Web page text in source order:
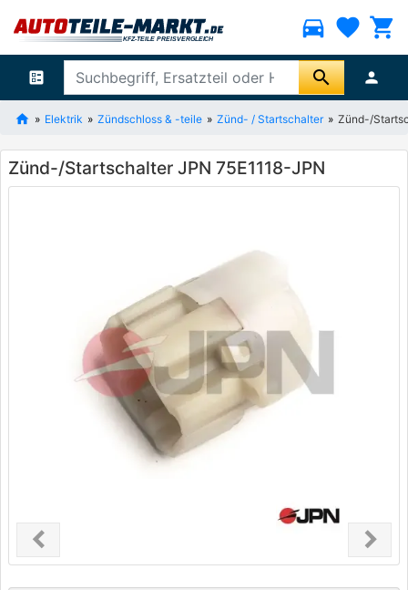
directions_car favorite shopping_cart
ballot search person
Elektrik Zündschloss & -teile Zünd- / Startschalter Zünd-/
Zünd-/Startschalter JPN 75E1118-JPN
chevron_leftPrevious chevron_right
Next